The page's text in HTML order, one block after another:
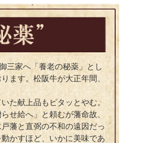
三家へ「養老の秘薬」とし
ます。松阪牛が大正年間、
た献上品もピタッとやむ。
せ給へ」と頼むが藩命故、
藩と直弼の不和の遠因だっ
かすほど、いかに美味であ